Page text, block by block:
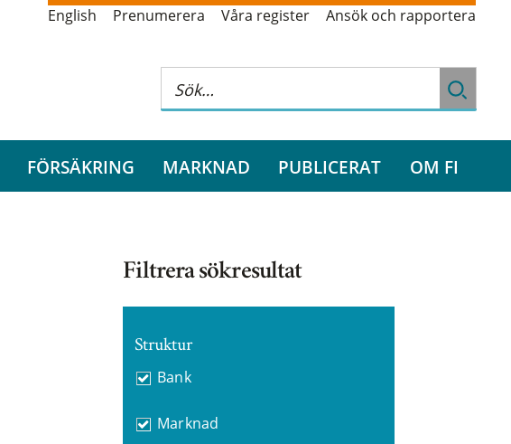
English Prenumerera Våra register Ansök och rapportera
FÖRSÄKRING MARKNAD PUBLICERAT OM FI
Filtrera sökresultat
Struktur
Bank
Marknad